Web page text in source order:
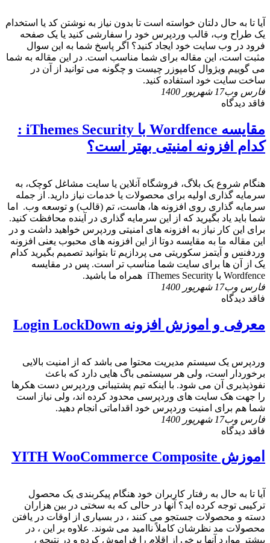
آیا تا به حال دلتان خواسته است تا بدون نیاز به نوشتن کد یا استخدام
یک طراح وب، قالب وردپرس خود را سفارشی کنید یا یک صفحه
فرود در وب سایت خود ایجاد کنید؟ اگر پاسخ شما به این سوال
مثبت است، این مقاله برای شما مناسب است. در این مقاله به شما
می گوییم ویژوال کامپوزر چیست و چگونه می توانید از آن در
ساخت سایت خود استفاده کنید.
فارس وب17 شهریور 1400
فاقد دیدگاه
مقایسه Wordfence با iThemes Security :
کدام افزونه امنیتی بهتر است؟
هنگام شروع یک بلاگ، فروشگاه آنلاین یا سایت مشاغل کوچک، به
سرمایه گذاری اولیه برای محصولات یا خدمات نیاز دارید. از جمله
سرمایه گذاری روی افزونه ها، هاست، تم (قالب) و توسعه وب. اما
شما باید یاد بگیرید که از این سرمایه گذاری در آینده محافظت کنید.
برای این کار نیاز به افزونه های امنیتی وردپرس خواهید داشت و در
این مقاله ما به مقایسه دوتا از این افزونه های محبوب یعنی افزونه
وردفنس و آیتمز سکوریتی می پردازیم تا بتوانید تصمیم بگیرید کدام
یک از آن ها برای سایت شما مناسب تر است. پس در مقایسه
Wordfence با iThemes Security همراه ما باشید.
فارس وب17 شهریور 1400
فاقد دیدگاه
معرفی و اموزش افزونه Login LockDown
وردپرس یک سیستم مدیریت محتوا می باشد که از امنیت بالایی
برخوردار است، ولی هر سیستمی باگ ‌هایی دارد که باعث
نفوذپذیری آن می ‌شود. با اینکه تیم پشتیبانی وردپرس دست هکرها
را جهت هک سایت ‌های وردپرسی محدود کرده اند، ولی نیاز است
شما هم برای امنیت وردپرس خود اقداماتی انجام دهید.
فارس وب17 شهریور 1400
فاقد دیدگاه
اموزش YITH WooCommerce Composite
آیا تا به حال به رفتار کاربران خود هنگام پیکربندی یک محصول
ترکیبی توجه کرده اید؟ آنها در حالی که به سختی در بین هزاران
دسته و محصولات جستجو می کنند ، در بسیاری از اوقات در یافتن
محصولات مد نظرشان کاملاً ناامید می شوند. علاوه بر این ، در
بیشتر موارد آنها برخی از اقلام را فراموش کرده و در نتیجه ،